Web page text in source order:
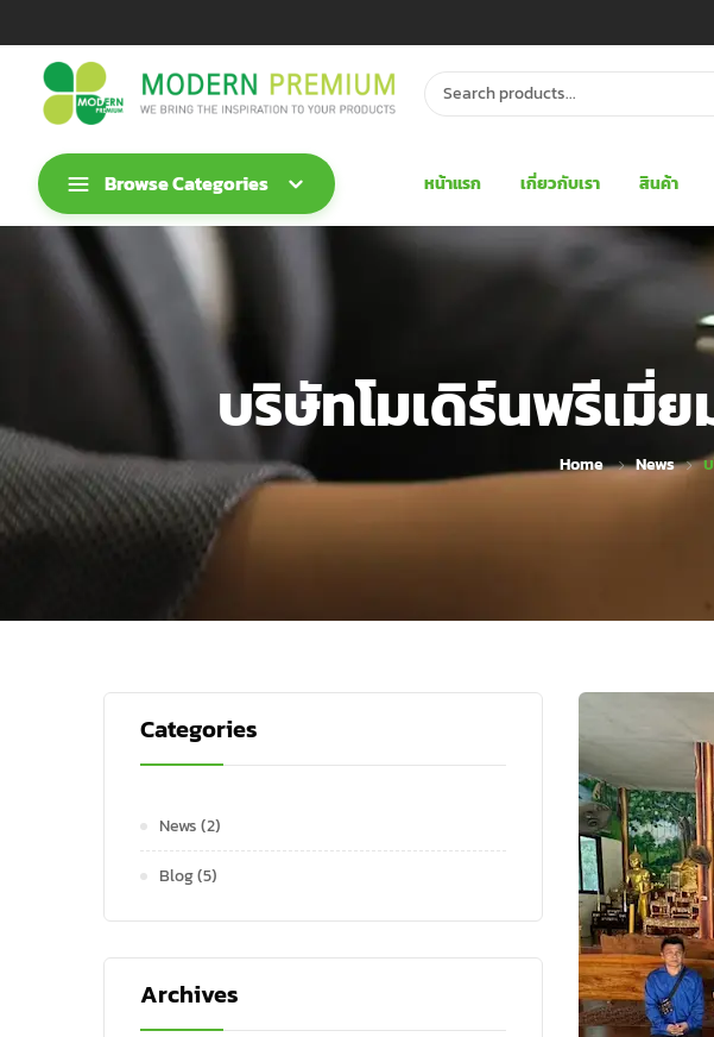
Browse Categories หน้าแรก เกี่ยวกับเรา สินค้า
บริษัทโมเดิร์นพรีเมี่
Home News
Categories
News(2)
Blog(5)
Archives